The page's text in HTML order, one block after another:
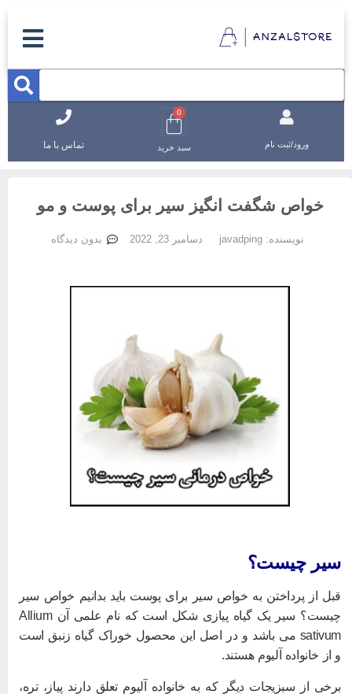
ورود/ثبت نام سبد خرید تماس با ما
خواص شگفت انگیز سیر برای پوست و مو
نویسنده:javadping دسامبر 23, 2022 بدون دیدگاه
چیست؟
از پرداختن به خواص سیر برای پوست باید بدانیم خواص سیر
چیست؟ سیر یک گیاه پیازی شکل است که نام علمی آن Allium
sativum می باشد و در اصل این محصول خوراک گیاه زنبق است
از خانواده آلیوم هستند.
از سبزیجات دیگر که به خانواده آلیوم تعلق دارند پیاز، تره،